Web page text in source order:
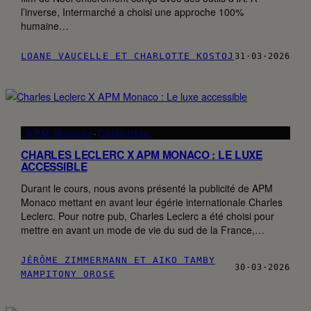
l’inverse, Intermarché a choisi une approche 100%
humaine…
LOANE VAUCELLE ET CHARLOTTE KOSTOJ 31·03·2026
APM Monaco·Célébrités
CHARLES LECLERC X APM MONACO : LE LUXE
ACCESSIBLE
Durant le cours, nous avons présenté la publicité de APM
Monaco mettant en avant leur égérie internationale Charles
Leclerc. Pour notre pub, Charles Leclerc a été choisi pour
mettre en avant un mode de vie du sud de la France,…
JÉRÔME ZIMMERMANN ET AIKO TAMBY
MAMPITONY OROSE
30·03·2026